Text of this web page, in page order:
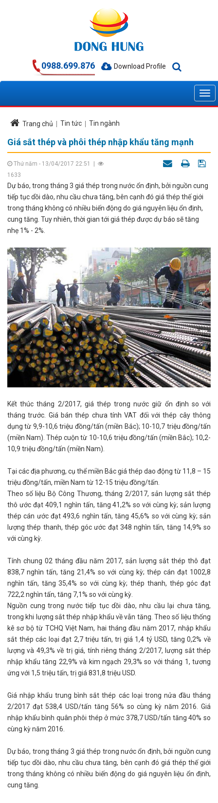
0988.699.876 Download Profile
Trang chủ Tin tức Tin ngành
Giá sắt thép và phôi thép nhập khẩu tăng mạnh
Thứ năm - 13/04/2017 22:51
1633
Dự báo, trong tháng 3 giá thép trong nước ổn định, bởi nguồn cung
tiếp tục dồi dào, nhu cầu chưa tăng, bên cạnh đó giá thép thế giới
trong tháng không có nhiều biến động do giá nguyên liệu ổn định,
cung tăng. Tuy nhiên, thời gian tới giá thép được dự báo sẽ tăng
nhẹ 1% - 2%.
Kết thúc tháng 2/2017, giá thép trong nước giữ ổn định so với
tháng trước. Giá bán thép chưa tính VAT đối với thép cây thông
dụng từ 9,9-10,6 triệu đồng/tấn (miền Bắc); 10-10,7 triệu đồng/tấn
(miền Nam). Thép cuộn từ 10-10,6 triệu đồng/tấn (miền Bắc); 10,2-
10,9 triệu đồng/tấn (miền Nam).
Tại các địa phương, cụ thể miền Bắc giá thép dao động từ 11,8 – 15
triệu đồng/tấn, miền Nam từ 12-15 triệu đồng/tấn.
Theo số liệu Bộ Công Thương, tháng 2/2017, sản lượng sắt thép
thô ước đạt 409,1 nghìn tấn, tăng 41,2% so với cùng kỳ; sản lượng
thép cán ước đạt 493,6 nghìn tấn, tăng 45,6% so với cùng kỳ; sản
lượng thép thanh, thép góc ước đạt 348 nghìn tấn, tăng 14,9% so
với cùng kỳ.
Tính chung 02 tháng đầu năm 2017, sản lượng sắt thép thô đạt
838,7 nghìn tấn, tăng 21,4% so với cùng kỳ; thép cán đạt 1002,8
nghìn tấn, tăng 35,4% so với cùng kỳ; thép thanh, thép góc đạt
722,2 nghìn tấn, tăng 7,1% so với cùng kỳ.
Nguồn cung trong nước tiếp tục dồi dào, nhu cầu lại chưa tăng,
trong khi lượng sắt thép nhập khẩu về vẫn tăng. Theo số liệu thống
kê sơ bộ từ TCHQ Việt Nam, hai tháng đầu năm 2017, nhập khẩu
sắt thép các loại đạt 2,7 triệu tấn, trị giá 1,4 tỷ USD, tăng 0,2% về
lượng và 49,3% về trị giá, tính riêng tháng 2/2017, lượng sắt thép
nhập khẩu tăng 22,9% và kim ngạch 29,3% so với tháng 1, tương
ứng với 1,5 triệu tấn, trị giá 831,8 triệu USD.
Giá nhập khẩu trung bình sắt thép các loại trong nửa đầu tháng
2/2017 đạt 538,4 USD/tấn tăng 56% so cùng kỳ năm 2016. Giá
nhập khẩu bình quân phôi thép ở mức 378,7 USD/tấn tăng 40% so
cùng kỳ năm 2016.
Dự báo, trong tháng 3 giá thép trong nước ổn định, bởi nguồn cung
tiếp tục dồi dào, nhu cầu chưa tăng, bên cạnh đó giá thép thế giới
trong tháng không có nhiều biến động do giá nguyên liệu ổn định,
cung tăng.